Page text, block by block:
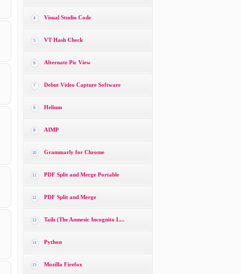
4 Visual Studio Code
5 VT Hash Check
6 Alternate Pic View
7 Debut Video Capture Software
8 Helium
9 AIMP
10 Grammarly for Chrome
11 PDF Split and Merge Portable
12 PDF Split and Merge
13 Tails (The Amnesic Incognito L...
14 Python
15 Mozilla Firefox